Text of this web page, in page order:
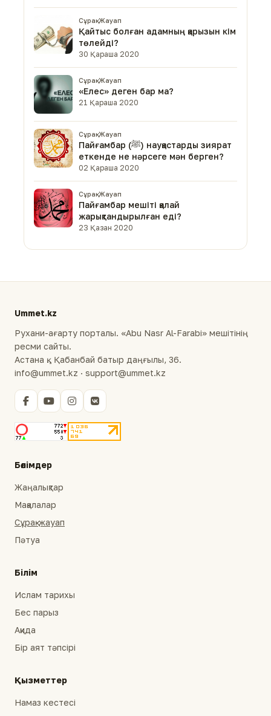
Сұрақ-Жауап
Қайтыс болған адамның қарызын кім
төлейді?
30 Қараша 2020
Сұрақ-Жауап
«Елес» деген бар ма?
21 Қараша 2020
Сұрақ-Жауап
Пайғамбар (ﷺ) науқастарды зиярат
еткенде не нәрсеге мән берген?
02 Қараша 2020
Сұрақ-Жауап
Пайғамбар мешіті қалай
жарықтандырылған еді?
23 Қазан 2020
Ummet.kz
Рухани-ағарту порталы. «Abu Nasr Al-Farabi» мешітінің
ресми сайты.
Астана қ., Қабанбай батыр даңғылы, 36.
info@ummet.kz · support@ummet.kz
Бөлімдер
Жаңалықтар
Мақалалар
Сұрақ-жауап
Пәтуа
Білім
Ислам тарихы
Бес парыз
Ақида
Бір аят тәпсірі
Қызметтер
Намаз кестесі